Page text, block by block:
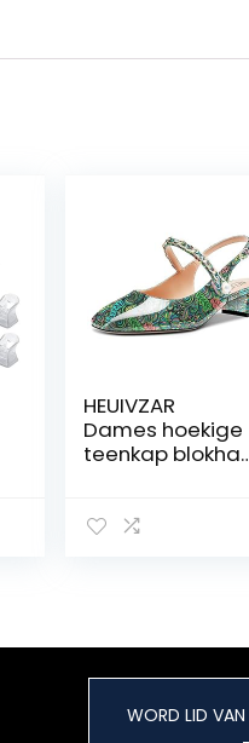
HEUIVZAR
Dames hoekige
teenkap blokhak
pumps
WORD LID